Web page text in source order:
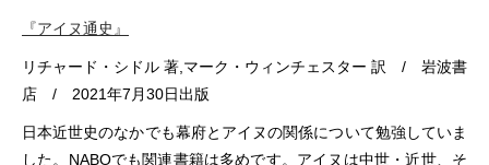
『アイヌ通史』
リチャード・シドル 著,マーク・ウィンチェスター 訳 / 岩波書
店 / 2021年7月30日出版
日本近世史のなかでも幕府とアイヌの関係について勉強していま
した。NABOでも関連書籍は多めです。アイヌは中世・近世、そ